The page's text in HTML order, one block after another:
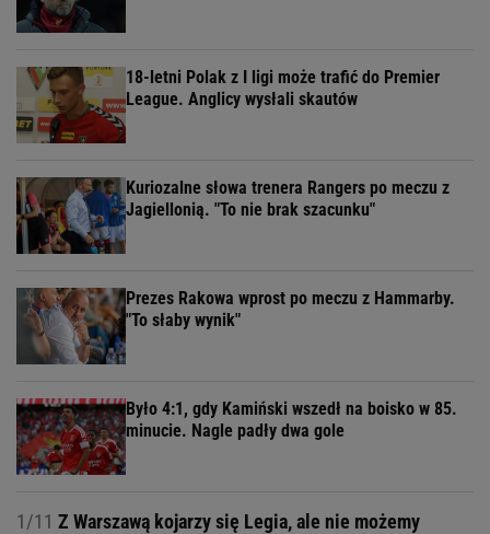
18-letni Polak z I ligi może trafić do Premier
League. Anglicy wysłali skautów
Kuriozalne słowa trenera Rangers po meczu z
Jagiellonią. "To nie brak szacunku"
Prezes Rakowa wprost po meczu z Hammarby.
"To słaby wynik"
Było 4:1, gdy Kamiński wszedł na boisko w 85.
minucie. Nagle padły dwa gole
1/11 Z Warszawą kojarzy się Legia, ale nie możemy